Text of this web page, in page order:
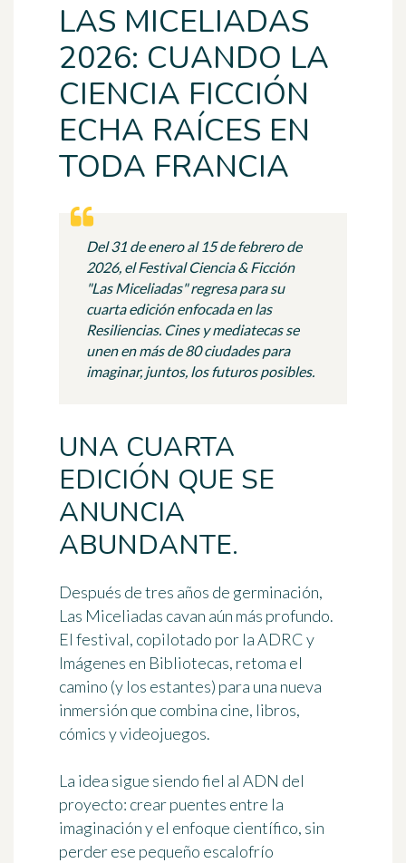
LAS MICELIADAS
2026: CUANDO LA
CIENCIA FICCIÓN
ECHA RAÍCES EN
TODA FRANCIA
Del 31 de enero al 15 de febrero de
2026, el Festival Ciencia & Ficción
"Las Miceliadas" regresa para su
cuarta edición enfocada en las
Resiliencias. Cines y mediatecas se
unen en más de 80 ciudades para
imaginar, juntos, los futuros posibles.
UNA CUARTA
EDICIÓN QUE SE
ANUNCIA
ABUNDANTE.
Después de tres años de germinación,
Las Miceliadas cavan aún más profundo.
El festival, copilotado por la ADRC y
Imágenes en Bibliotecas, retoma el
camino (y los estantes) para una nueva
inmersión que combina cine, libros,
cómics y videojuegos.
La idea sigue siendo fiel al ADN del
proyecto: crear puentes entre la
imaginación y el enfoque científico, sin
perder ese pequeño escalofrío